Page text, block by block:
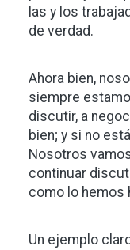
las y los
de verdad.
Ahora bien,
siempre
discutir, a
bien; y si no
Nosotros
continuar
como lo hemos
Un ejemplo